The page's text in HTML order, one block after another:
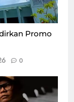
Promo
0
2026/Foto :